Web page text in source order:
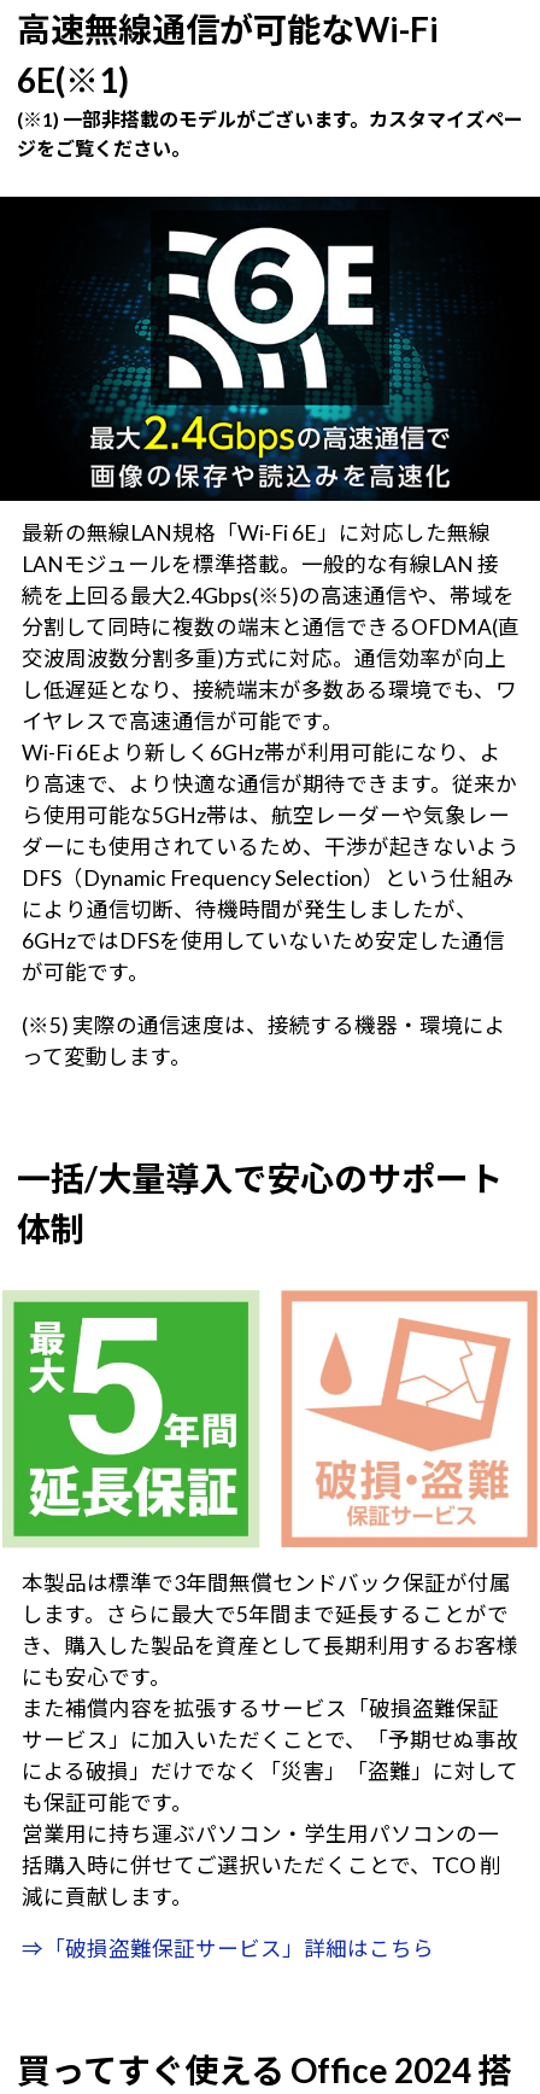
高速無線通信が可能なWi-Fi
6E(※1)
(※1) 一部非搭載のモデルがございます。カスタマイズペー
ジをご覧ください。
最新の無線LAN規格「Wi-Fi 6E」に対応した無線
LANモジュールを標準搭載。一般的な有線LAN 接
続を上回る最大2.4Gbps(※5)の高速通信や、帯域を
分割して同時に複数の端末と通信できるOFDMA(直
交波周波数分割多重)方式に対応。通信効率が向上
し低遅延となり、接続端末が多数ある環境でも、ワ
イヤレスで高速通信が可能です。
Wi-Fi 6Eより新しく6GHz帯が利用可能になり、よ
り高速で、より快適な通信が期待できます。従来か
ら使用可能な5GHz帯は、航空レーダーや気象レー
ダーにも使用されているため、干渉が起きないよう
DFS（Dynamic Frequency Selection）という仕組み
により通信切断、待機時間が発生しましたが、
6GHzではDFSを使用していないため安定した通信
が可能です。
(※5) 実際の通信速度は、接続する機器・環境によ
って変動します。
一括/大量導入で安心のサポート
体制
本製品は標準で3年間無償センドバック保証が付属
します。さらに最大で5年間まで延長することがで
き、購入した製品を資産として長期利用するお客様
にも安心です。
また補償内容を拡張するサービス「破損盗難保証
サービス」に加入いただくことで、「予期せぬ事故
による破損」だけでなく「災害」「盗難」に対して
も保証可能です。
営業用に持ち運ぶパソコン・学生用パソコンの一
括購入時に併せてご選択いただくことで、TCO 削
減に貢献します。
⇒「破損盗難保証サービス」詳細はこちら
買ってすぐ使える Office 2024 搭